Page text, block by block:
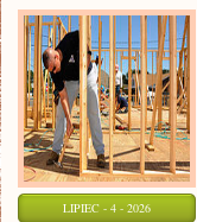
LIPIEC - 4 - 2026